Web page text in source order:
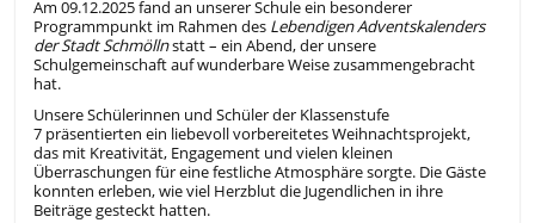
Am 09.12.2025 fand an unserer Schule ein besonderer
Programmpunkt im Rahmen des Lebendigen Adventskalenders
der Stadt Schmöllnstatt – ein Abend, der unsere
Schulgemeinschaft auf wunderbare Weise zusammengebracht
hat.
UnsereSchülerinnen und Schüler der Klassenstufe
7 präsentierten ein liebevoll vorbereitetesWeihnachtsprojekt,
das mit Kreativität, Engagement und vielen kleinen
Überraschungen für eine festliche Atmosphäre sorgte. Die Gäste
konnten erleben, wie viel Herzblut die Jugendlichen in ihre
Beiträge gesteckt hatten.